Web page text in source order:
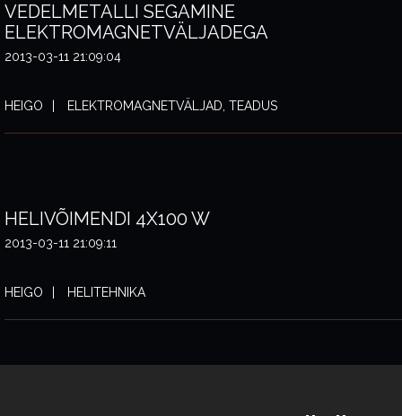
VEDELMETALLI SEGAMINE
ELEKTROMAGNETVÄLJADEGA
2013-03-11 21:09:04
HEIGO ELEKTROMAGNETVÄLJAD, TEADUS
HELIVÕIMENDI 4X100 W
2013-03-11 21:09:11
HEIGO HELITEHNIKA